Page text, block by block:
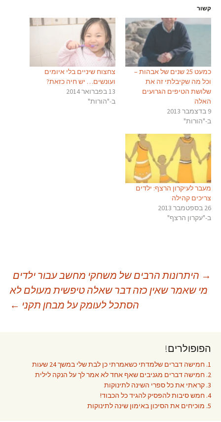
קשור
כמעט 25 שנים של אבהות –
וכל מה שקיבלתי זה את
שלושת הטיפים הגרועים
האלה
9 בדצמבר 2013
ב-"הורות"
צחצוח שיניים בלי איומים
ועונשים… יש חיה כזאת?
13 בפברואר 2014
ב-"הורות"
מעבר לעיקרון הרצף: ילדים
צריכים קהילה
26 בספטמבר 2013
ב-"עקרון הרצף"
ניווט
→ היתרונות הרבים של משחקי מחשב עבור ילדים
מי שאמר שאין כזה דבר שאלה טיפשית מעולם לא
הסתכל לעומק על מבחן תקני ←
הפופולרים!
1. חמישה דברים שלמדתי כשאמרתי כן לבת שלי במשך 24 שעות
2. חמישה דברים מגניבים שאף אחד לא אמר לך על הנקה לילית
3. קראתי את כל ספרי השינה לתינוקות
4. חמש סיבות להפסיק להגיד כל הכבוד!
5. מוכיחים את הסיכון באימון שינה לתינוקות